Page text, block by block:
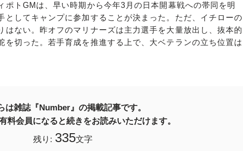
ポトGMは、早い時期から今年3月の日本開幕戦への帯同を明
としてキャンプに参加することが決まった。ただ、イチローの
はない。昨オフのマリナーズは主力選手を大量放出し、抜本的
を切った。若手育成を推進する上で、大ベテランの立ち位置は
は雑誌『Number』の掲載記事です。
料会員になると続きをお読みいただけます。
残り: 335文字